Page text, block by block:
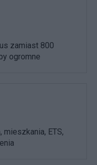
zamiast 800
ogromne
mieszkania, ETS,